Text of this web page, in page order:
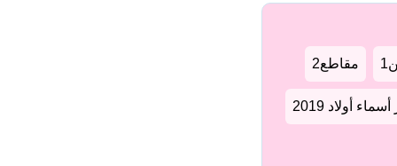
مقاطع2
أولاد 2019